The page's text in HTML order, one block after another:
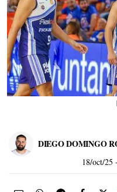
DIEGO DOMINGO
18/oct/25